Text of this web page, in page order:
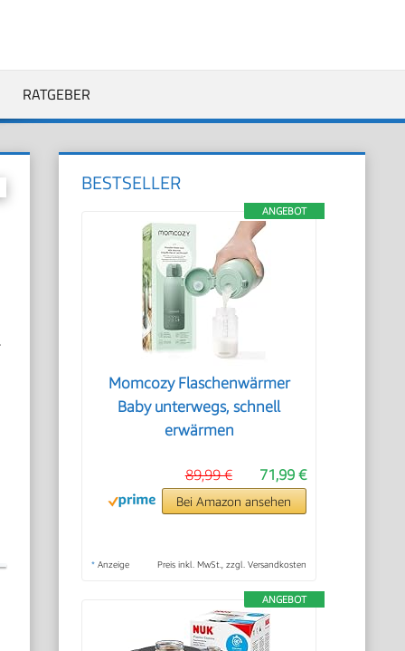
RATGEBER
BESTSELLER
ANGEBOT
Momcozy Flaschenwärmer
Baby unterwegs, schnell
erwärmen
71,99 €
89,99 €
Bei Amazon ansehen
* Anzeige Preis inkl. MwSt., zzgl. Versandkosten
ANGEBOT